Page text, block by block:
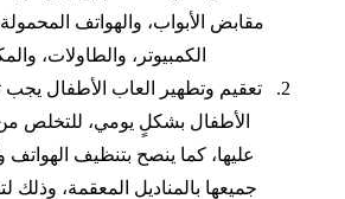
مقابض الأبواب، والهواتف
الكمبيوتر، والطاولات،
تعقيم وتطهير العاب الأطفال يجب
الأطفال بشكلٍ يومي، للتخلص
عليها، كما ينصح بتنظيف الهواتف
جميعها بالمناديل المعقمة، وذلك